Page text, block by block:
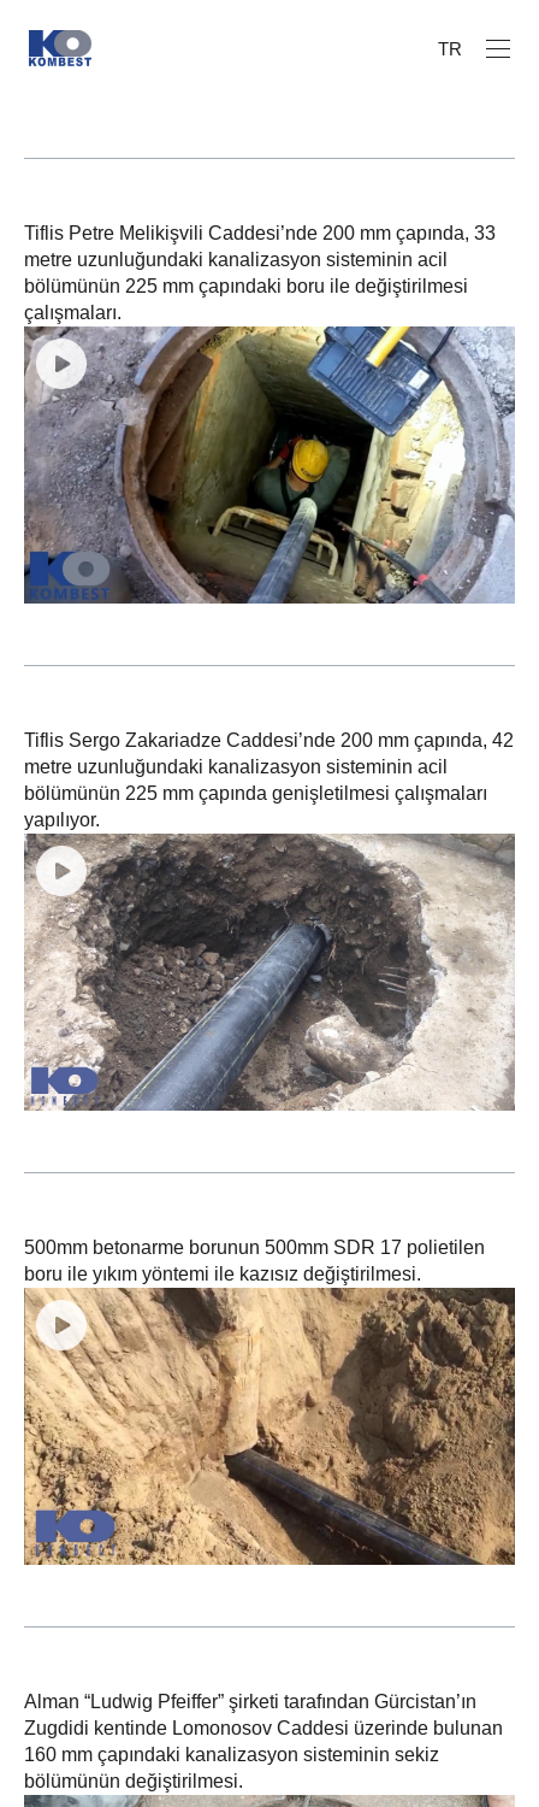
TR
Tiflis Petre Melikişvili Caddesi’nde 200 mm çapında, 33
metre uzunluğundaki kanalizasyon sisteminin acil
bölümünün 225 mm çapındaki boru ile değiştirilmesi
çalışmaları.
Tiflis Sergo Zakariadze Caddesi’nde 200 mm çapında, 42
metre uzunluğundaki kanalizasyon sisteminin acil
bölümünün 225 mm çapında genişletilmesi çalışmaları
yapılıyor.
500mm betonarme borunun 500mm SDR 17 polietilen
boru ile yıkım yöntemi ile kazısız değiştirilmesi.
Alman “Ludwig Pfeiffer” şirketi tarafından Gürcistan’ın
Zugdidi kentinde Lomonosov Caddesi üzerinde bulunan
160 mm çapındaki kanalizasyon sisteminin sekiz
bölümünün değiştirilmesi.